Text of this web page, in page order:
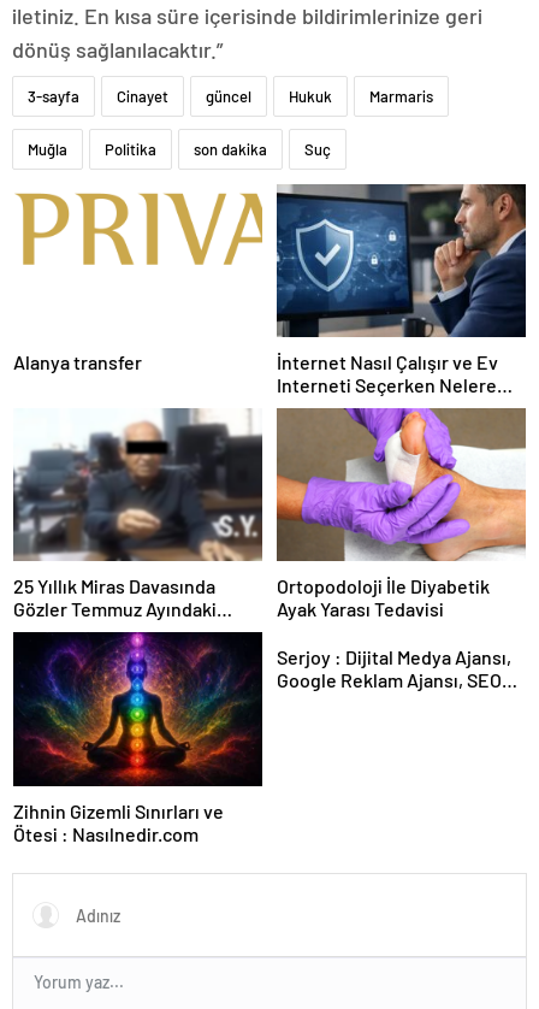
iletiniz. En kısa süre içerisinde bildirimlerinize geri
dönüş sağlanılacaktır.”
3-sayfa Cinayet güncel Hukuk Marmaris
Muğla Politika son dakika Suç
Alanya transfer
İnternet Nasıl Çalışır ve Ev
Interneti Seçerken Nelere
Dikkat Etmelisiniz
25 Yıllık Miras Davasında
Gözler Temmuz Ayındaki
Karar Duruşmasına Çevrildi
Ortopodoloji İle Diyabetik
Ayak Yarası Tedavisi
Zihnin Gizemli Sınırları ve
Ötesi : Nasılnedir.com
Serjoy : Dijital Medya Ajansı,
Google Reklam Ajansı, SEO